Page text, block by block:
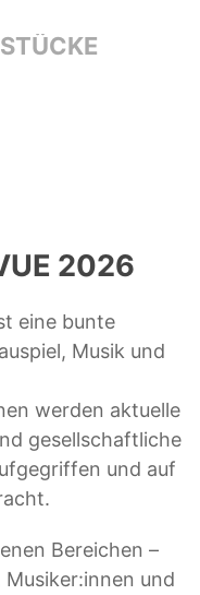
STÜCKE
2026
eine bunte
Musik und
werden aktuelle
gesellschaftliche
und auf
Bereichen –
und